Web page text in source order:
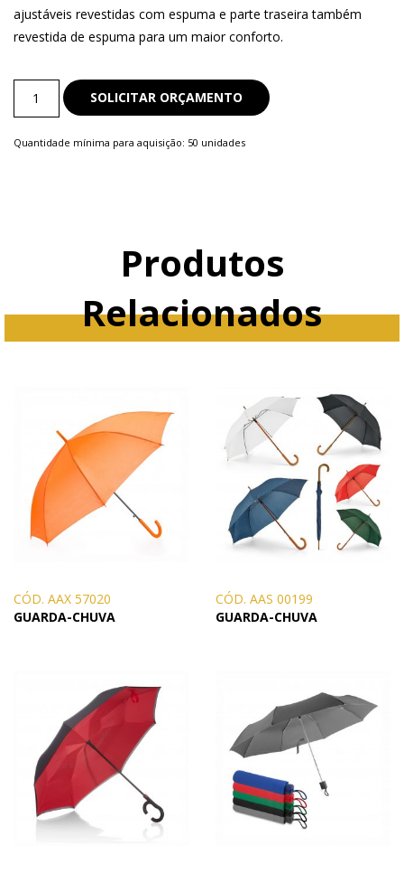
ajustáveis revestidas com espuma e parte traseira também
revestida de espuma para um maior conforto.
quantity
SOLICITAR ORÇAMENTO
Quantidade mínima para aquisição: 50 unidades
Produtos
Relacionados
CÓD. AAX 57020
GUARDA-CHUVA
CÓD. AAS 00199
GUARDA-CHUVA